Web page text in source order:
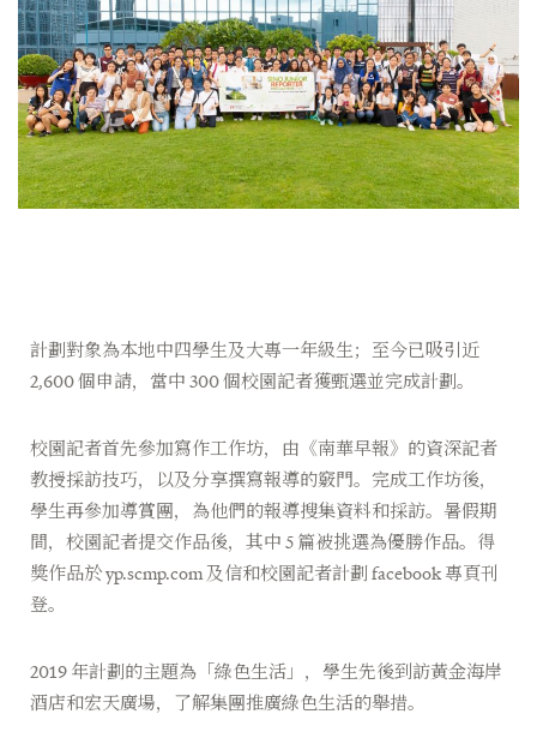
計劃對象為本地中四學生及大專一年級生；至今已吸引近
2,600 個申請，當中 300 個校園記者獲甄選並完成計劃。
校園記者首先參加寫作工作坊，由《南華早報》的資深記者
教授採訪技巧，以及分享撰寫報導的竅門。完成工作坊後，
學生再參加導賞團，為他們的報導搜集資料和採訪。暑假期
間，校園記者提交作品後，其中 5 篇被挑選為優勝作品。得
獎作品於 yp.scmp.com 及信和校園記者計劃 facebook 專頁刊
登。
2019 年計劃的主題為「綠色生活」，學生先後到訪黃金海岸
酒店和宏天廣場，了解集團推廣綠色生活的舉措。